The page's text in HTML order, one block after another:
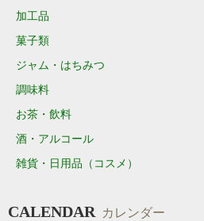
加工品
菓子類
ジャム・はちみつ
調味料
お茶・飲料
酒・アルコール
雑貨・日用品（コスメ）
CALENDAR カレンダー